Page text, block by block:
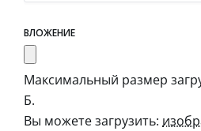
ВЛОЖЕНИЕ
Максимальный размер
Б.
Вы можете загрузить: